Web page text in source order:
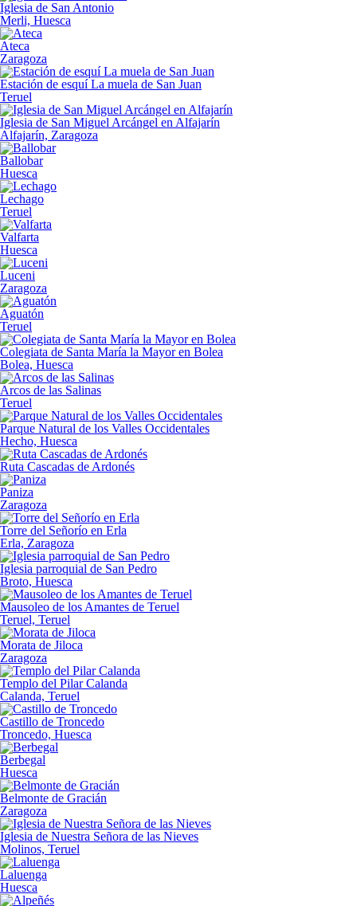
Iglesia de San Antonio
Merli, Huesca
Ateca
Zaragoza
Estación de esquí La muela de San Juan
Teruel
Iglesia de San Miguel Arcángel en Alfajarín
Alfajarín, Zaragoza
Ballobar
Huesca
Lechago
Teruel
Valfarta
Huesca
Luceni
Zaragoza
Aguatón
Teruel
Colegiata de Santa María la Mayor en Bolea
Bolea, Huesca
Arcos de las Salinas
Teruel
Parque Natural de los Valles Occidentales
Hecho, Huesca
Ruta Cascadas de Ardonés
Paniza
Zaragoza
Torre del Señorío en Erla
Erla, Zaragoza
Iglesia parroquial de San Pedro
Broto, Huesca
Mausoleo de los Amantes de Teruel
Teruel, Teruel
Morata de Jiloca
Zaragoza
Templo del Pilar Calanda
Calanda, Teruel
Castillo de Troncedo
Troncedo, Huesca
Berbegal
Huesca
Belmonte de Gracián
Zaragoza
Iglesia de Nuestra Señora de las Nieves
Molinos, Teruel
Laluenga
Huesca